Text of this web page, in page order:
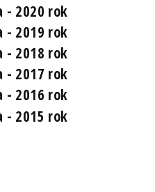
- 2020 rok
- 2019 rok
- 2018 rok
- 2017 rok
- 2016 rok
- 2015 rok